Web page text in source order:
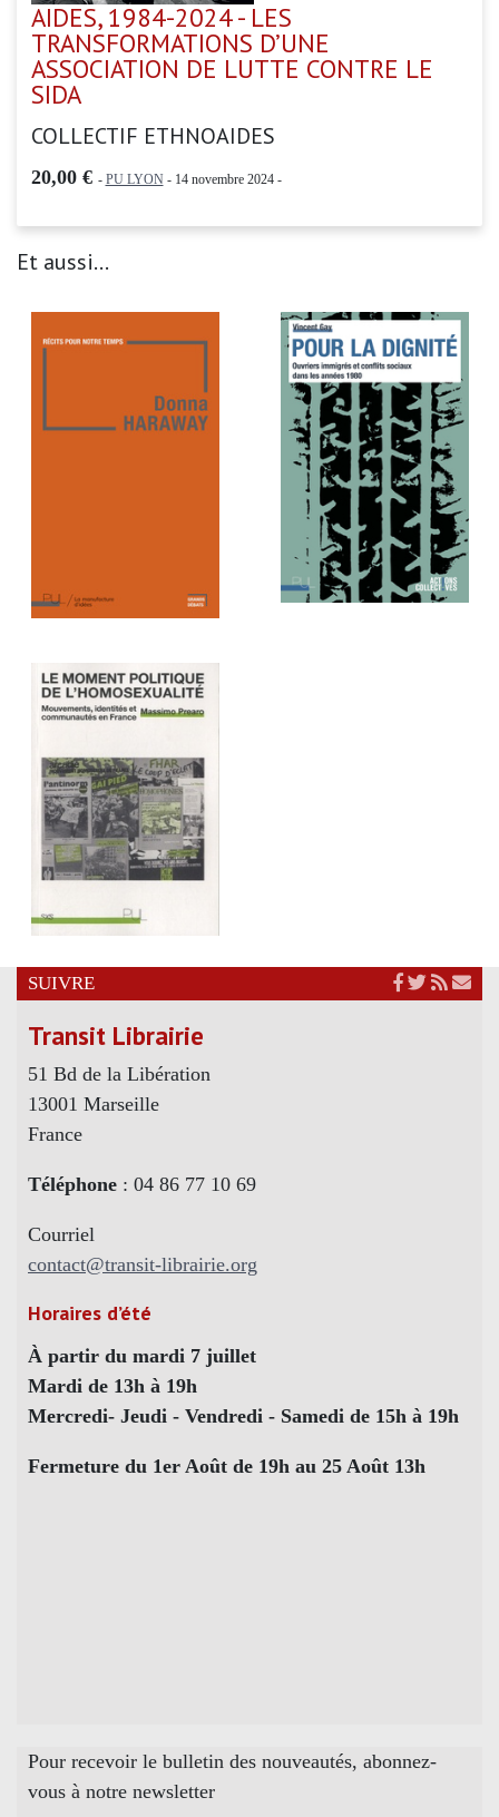
AIDES, 1984-2024 - LES
TRANSFORMATIONS D’UNE
ASSOCIATION DE LUTTE CONTRE LE
SIDA
COLLECTIF ETHNOAIDES
20,00 € - PU LYON- 14 novembre 2024 -
Et aussi...
SUIVRE
Transit Librairie
51 Bd de la Libération
13001 Marseille
France
Téléphone : 04 86 77 10 69
Courriel
contact@transit-librairie.org
Horaires d’été
À partir du mardi 7 juillet
Mardi de 13h à 19h
Mercredi- Jeudi - Vendredi - Samedi de 15h à 19h
Fermeture du 1er Août de 19h au 25 Août 13h
Pour recevoir le bulletin des nouveautés, abonnez-
vous à notre newsletter